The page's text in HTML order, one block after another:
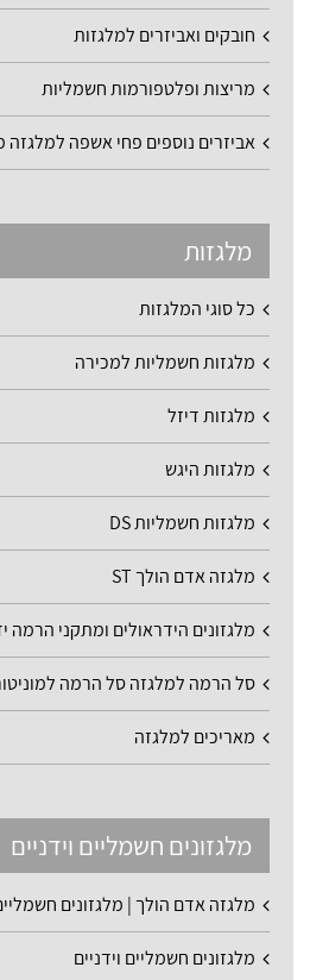
חובקים ואביזרים למלגזות
מריצות ופלטפורמות חשמליות
אביזרים נוספים פחי אשפה למלגזה
מלגזות
כל סוגי המלגזות
מלגזות חשמליות למכירה
מלגזות דיזל
מלגזות היגש
מלגזות חשמליות DS
מלגזה אדם הולך ST
מלגזונים הידראולים ומתקני הרמה
סל הרמה למלגזה סל הרמה
מאריכים למלגזה
מלגזונים חשמליים וידניים
מלגזה אדם הולך | מלגזונים
מלגזונים חשמליים וידניים